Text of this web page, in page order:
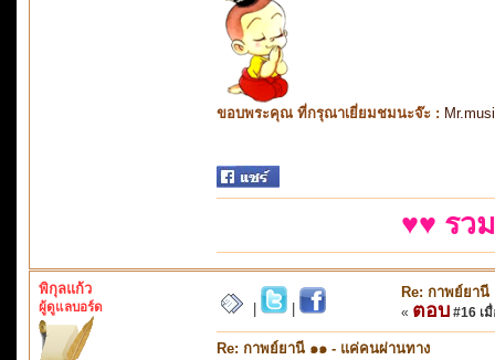
ขอบพระคุณ ที่กรุณาเยี่ยมชมนะจ๊ะ :
♥♥ รว
พิกุลแก้ว
ผู้ดูแลบอร์ด
Re: กาพย์ยา
« ตอบ #16 เ
Re: กาพย์ยานี ๑๑ - แค่คนผ่านทาง